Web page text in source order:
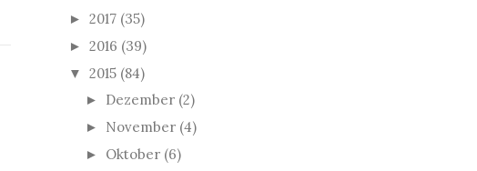
► 2017 (35)
► 2016 (39)
▼ 2015 (84)
► Dezember (2)
► November (4)
► Oktober (6)